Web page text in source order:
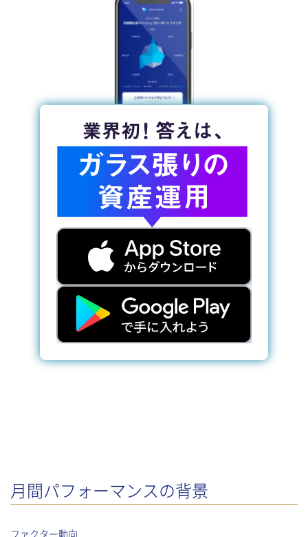
月間パフォーマンスの背景
ファクター動向